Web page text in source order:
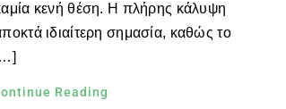
κενή θέση. Η πλήρης κάλυψη
ιδιαίτερη σημασία, καθώς το
Reading